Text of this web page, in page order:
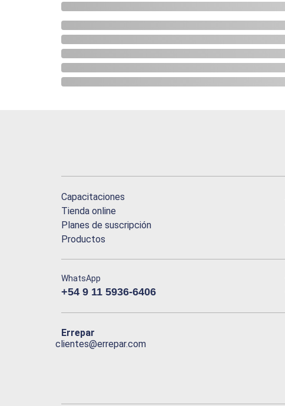
Capacitaciones
Tienda online
Planes de suscripción
Productos
WhatsApp
+54 9 11 5936-6406
Errepar
clientes@errepar.com